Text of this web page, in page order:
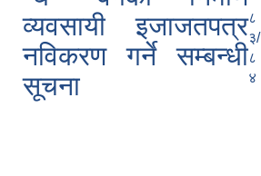
व्यवसायी इजाजतपत्र
नविकरण गर्ने सम्बन्धी
सूचना
८
३/
८
४